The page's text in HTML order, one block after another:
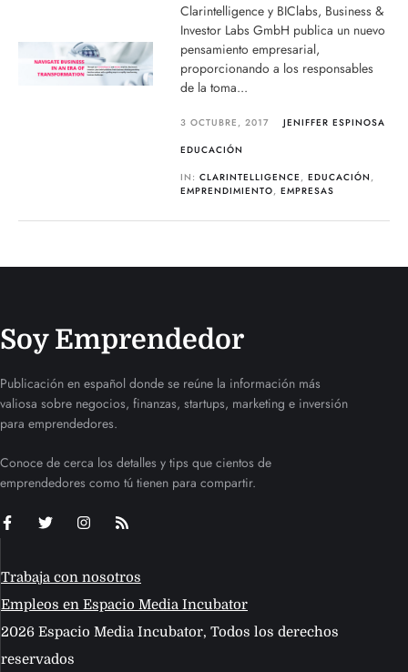
Clarintelligence y BIClabs, Business &
Investor Labs GmbH publica un nuevo
pensamiento empresarial,
proporcionando a los responsables
de la toma...
3 OCTUBRE, 2017
JENIFFER ESPINOSA
EDUCACIÓN
IN:CLARINTELLIGENCE ,EDUCACIÓN ,
EMPRENDIMIENTO,EMPRESAS
Soy Emprendedor
Publicación en español donde se reúne la información más
valiosa sobre negocios, finanzas, startups, marketing e inversión
para emprendedores.
Conoce de cerca los detalles y tips que cientos de
emprendedores como tú tienen para compartir.
Trabaja con nosotros
Empleos en Espacio Media Incubator
2026 Espacio Media Incubator, Todos los derechos
reservados